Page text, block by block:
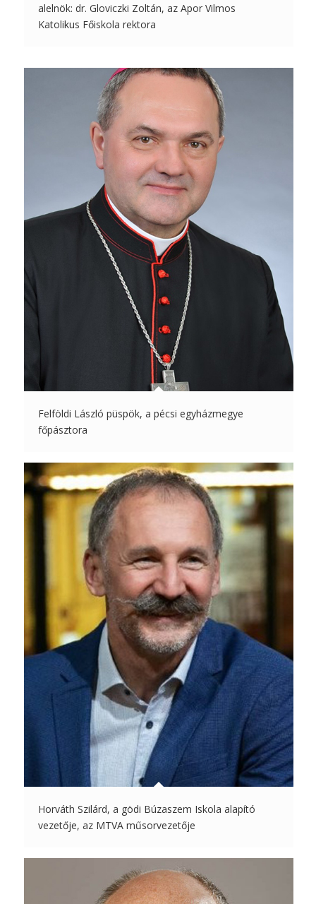
alelnök: dr. Gloviczki Zoltán, az Apor Vilmos
Katolikus Főiskola rektora
Felföldi László püspök, a pécsi egyházmegye
főpásztora
Horváth Szilárd, a gödi Búzaszem Iskola alapító
vezetője, az MTVA műsorvezetője